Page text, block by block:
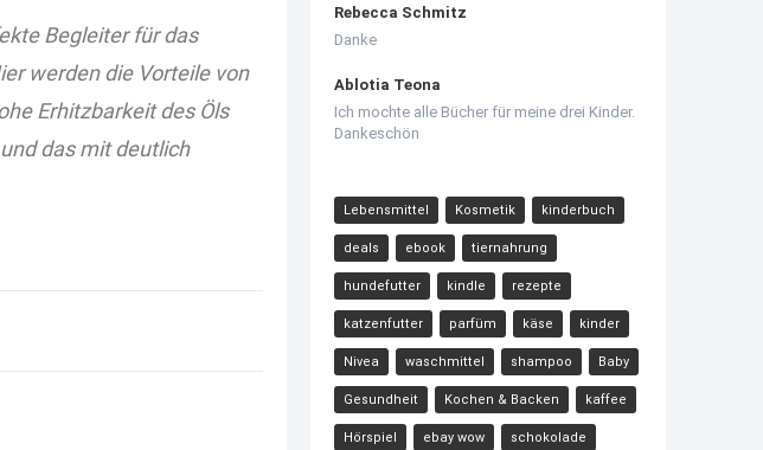
Begleiter für das
werden die Vorteile von
Erhitzbarkeit des Öls
das mit deutlich
Rebecca Schmitz
Danke
Ablotia Teona
Ich mochte alle Bücher für meine drei Kinder.
Dankeschön
Lebensmittel Kosmetik kinderbuch
deals ebook tiernahrung
hundefutter kindle rezepte
katzenfutter parfüm käse kinder
Nivea waschmittel shampoo Baby
Gesundheit Kochen & Backen kaffee
Hörspiel ebay wow schokolade